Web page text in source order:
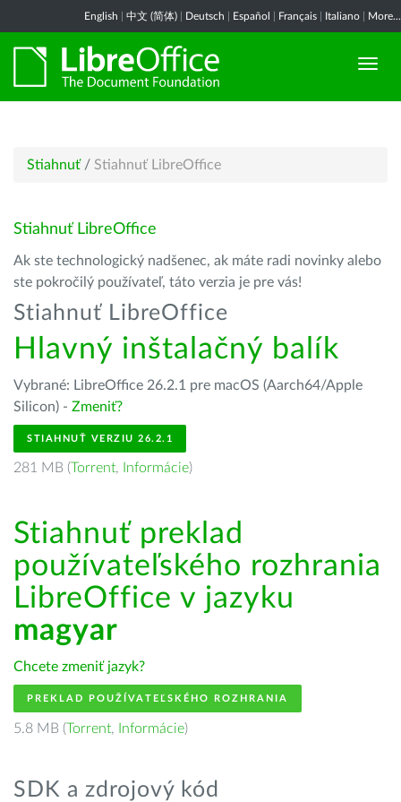
English 中文 (简体) Deutsch Español Français Italiano More...
Stiahnuť / Stiahnuť LibreOffice
Stiahnuť LibreOffice
Ak ste technologický nadšenec, ak máte radi novinky alebo
ste pokročilý používateľ, táto verzia je pre vás!
Stiahnuť LibreOffice
Hlavný inštalačný balík
Vybrané: LibreOffice 26.2.1 pre macOS (Aarch64/Apple
Silicon) - Zmeniť?
STIAHNUŤ VERZIU 26.2.1
281 MB (Torrent, Informácie)
Stiahnuť preklad
používateľského rozhrania
LibreOffice v jazyku
magyar
Chcete zmeniť jazyk?
PREKLAD POUŽÍVATEĽSKÉHO ROZHRANIA
5.8 MB (Torrent, Informácie)
SDK a zdrojový kód